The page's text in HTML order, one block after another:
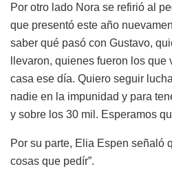
Por otro lado Nora se refirió al
que presentó este año
saber qué pasó con Gustavo,
llevaron, quienes fueron los
casa ese día. Quiero seguir
nadie en la impunidad y para
y sobre los 30 mil. Esperamos
Por su parte, Elia Espen señaló
cosas que pedír”.